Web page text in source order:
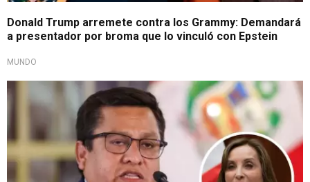
Donald Trump arremete contra los Grammy: Demandará
a presentador por broma que lo vinculó con Epstein
MUNDO
Se mostró en desacuerdo